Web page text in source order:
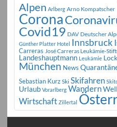
Alpen Arlberg Arno Kompatscher
Corona
Covid19 DAV Deutscher
Günther Platter Hotel Innsbruck
Carreras José Carreras Leukämie-
Landeshauptmann Leukämie
München News
Sebastian Kurz Ski Skifahren
Urlaub Vorarlberg Wandern
Wirtschaft Zillertal